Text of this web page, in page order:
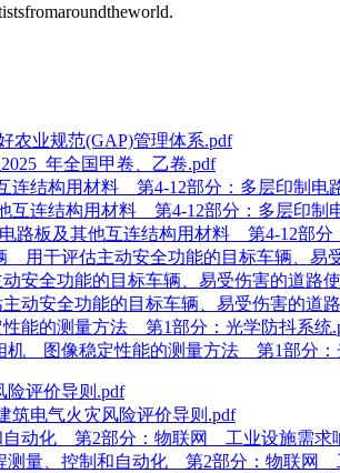
农业规范(GAP)管理体系.pdf
年全国甲卷、乙卷.pdf
连结构用材料 第4-12部分：多层印制
他互连结构用材料 第4-12部分：多层印
电路板及其他互连结构用材料 第4-12部
用于评估主动安全功能的目标车辆、
安全功能的目标车辆、易受伤害的道
主动安全功能的目标车辆、易受伤害的
能的测量方法 第1部分：光学防抖系统
机 图像稳定性能的测量方法 第1部分：
险评价导则.pdf
筑电气火灾风险评价导则.pdf
自动化 第2部分：物联网 工业设施需求
测量、控制和自动化 第2部分：物联网